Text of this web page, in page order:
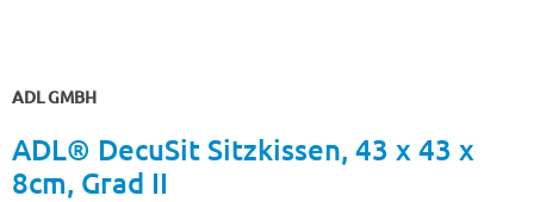
ADL GMBH
ADL® DecuSit Sitzkissen, 43 x 43 x
8cm, Grad II